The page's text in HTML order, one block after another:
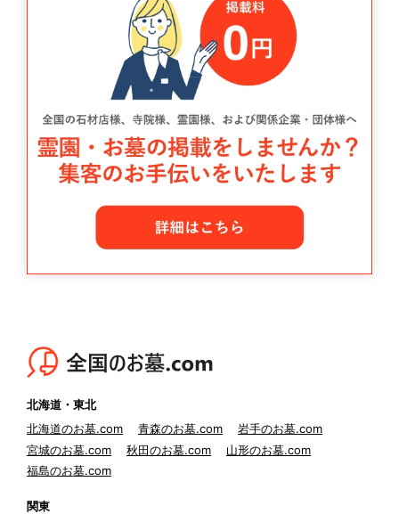
北海道・東北
北海道のお墓.com
青森のお墓.com
岩手のお墓.com
宮城のお墓.com
秋田のお墓.com
山形のお墓.com
福島のお墓.com
関東